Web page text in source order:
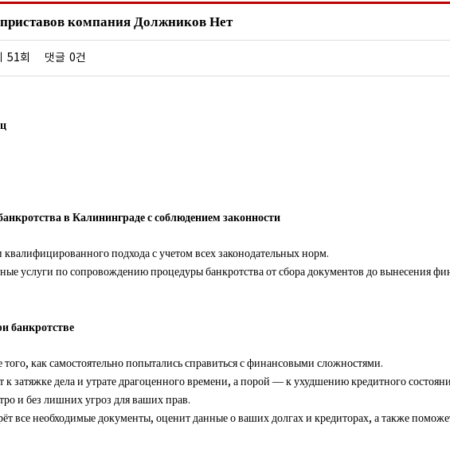
компания Должников Нет
51회 댓글 0건
в Калининграде с соблюдением законности
квалифицированного подхода с учетом всех законодательных норм.
услуги по сопровождению процедуры банкротства от сбора документов до вынесения
банкротстве
как самостоятельно попытались справиться с финансовыми сложностями.
затяжке дела и утрате драгоценного времени, а порой — к ухудшению кредитного
и без лишних угроз для ваших прав.
все необходимые документы, оценит данные о ваших долгах и кредиторах, а также